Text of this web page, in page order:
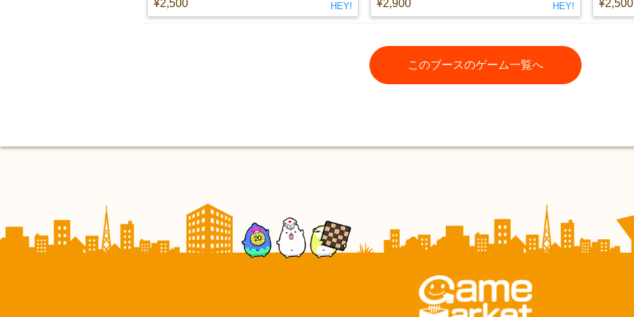
¥2,500 HEY! ¥2,900 HEY! ¥2,500
このブースのゲーム一覧へ